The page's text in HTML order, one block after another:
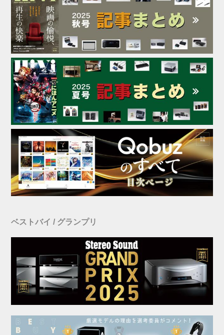
ベストバイ / グランプリ